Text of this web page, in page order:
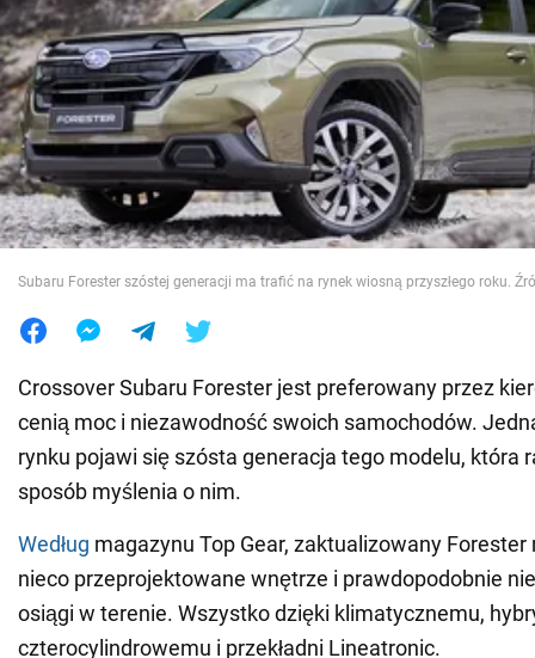
Społeczeństwo
Wojna na Ukrainie
Świat
Jedzenie
Subaru Forester szóstej generacji ma trafić na rynek wiosną przyszłego roku.
Crossover Subaru Forester jest preferowany przez
cenią moc i niezawodność swoich samochodów.
rynku pojawi się szósta generacja tego modelu, która
sposób myślenia o nim.
Według magazynu Top Gear, zaktualizowany
nieco przeprojektowane wnętrze i prawdopodobnie
osiągi w terenie. Wszystko dzięki klimatycznemu,
czterocylindrowemu i przekładni Lineatronic.